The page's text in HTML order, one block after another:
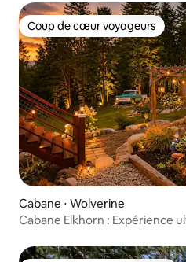
Coup de cœur voyageurs
Coup de cœur voyageurs
Cabane ⋅ Wolverine
Cabane Elkhorn : Expérience